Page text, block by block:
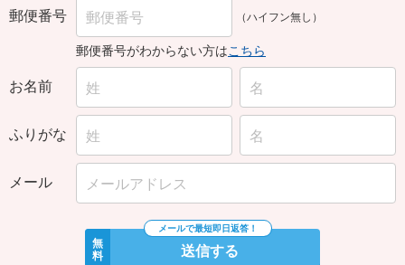
郵便番号 （ハイフン無し）
郵便番号がわからない方はこちら
お名前
ふりがな
メール
無
料 送信する